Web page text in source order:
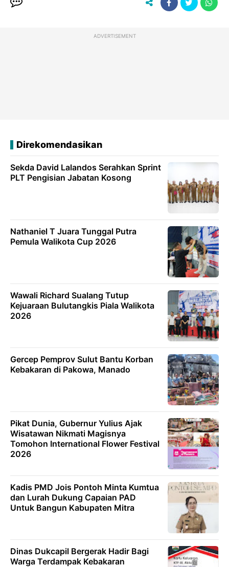
ADVERTISEMENT
Direkomendasikan
Sekda David Lalandos Serahkan Sprint
PLT Pengisian Jabatan Kosong
Nathaniel T Juara Tunggal Putra
Pemula Walikota Cup 2026
Wawali Richard Sualang Tutup
Kejuaraan Bulutangkis Piala Walikota
2026
Gercep Pemprov Sulut Bantu Korban
Kebakaran di Pakowa, Manado
Pikat Dunia, Gubernur Yulius Ajak
Wisatawan Nikmati Magisnya
Tomohon International Flower Festival
2026
Kadis PMD Jois Pontoh Minta Kumtua
dan Lurah Dukung Capaian PAD
Untuk Bangun Kabupaten Mitra
Dinas Dukcapil Bergerak Hadir Bagi
Warga Terdampak Kebakaran